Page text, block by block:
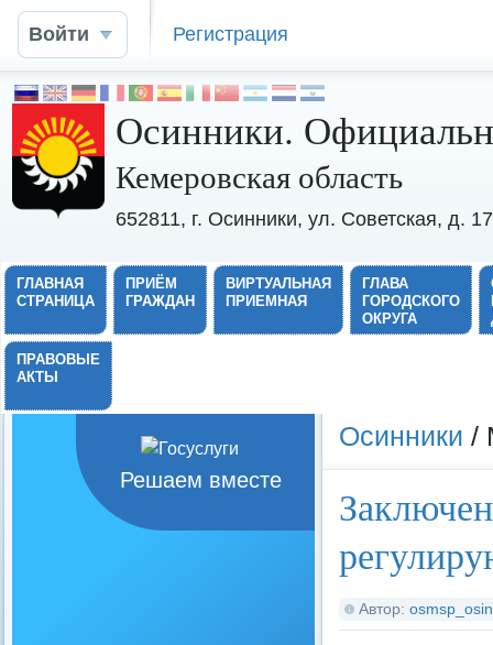
Войти Регистрация
Осинники.
Кемеровская область
652811, г. Осинники, ул. Советская, д.
ГЛАВНАЯ
СТРАНИЦА
ПРИЁМ
ГРАЖДАН
ВИРТУАЛЬНАЯ
ПРИЕМНАЯ
ГЛАВА
ГОРОДСКОГО
ОКРУГА
ПРАВОВЫЕ
АКТЫ
Осинники /
Автор:
Решаем вместе